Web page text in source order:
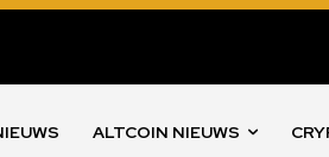
ALTCOIN NIEUWS